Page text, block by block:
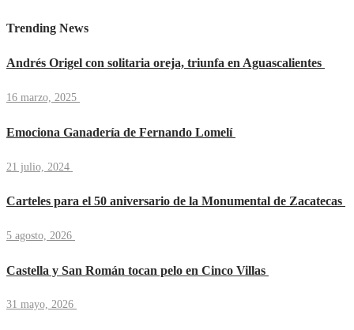
Trending News
Andrés Origel con solitaria oreja, triunfa en Aguascalientes
16 marzo, 2025
Emociona Ganadería de Fernando Lomelí
21 julio, 2024
Carteles para el 50 aniversario de la Monumental de Zacatecas
5 agosto, 2026
Castella y San Román tocan pelo en Cinco Villas
31 mayo, 2026